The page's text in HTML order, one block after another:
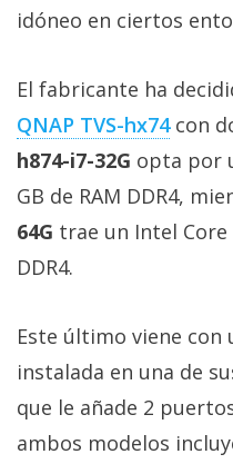
Sorteos
Foros
Contacto
/
Sobre
nosotros
/
Cambiar
opciones
de
privacidad
idóneo en ciertos
El fabricante ha
QNAP TVS-hx74con
h874-i7-32G opta por
GB de RAM DDR4,
64G trae un Intel Core
DDR4.
Este último viene con
instalada en una de
que le añade 2
ambos modelos